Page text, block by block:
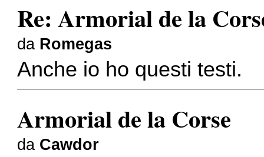
Re: Armorial de la
da Romegas
Anche io ho questi testi.
Armorial de la Corse
da Cawdor